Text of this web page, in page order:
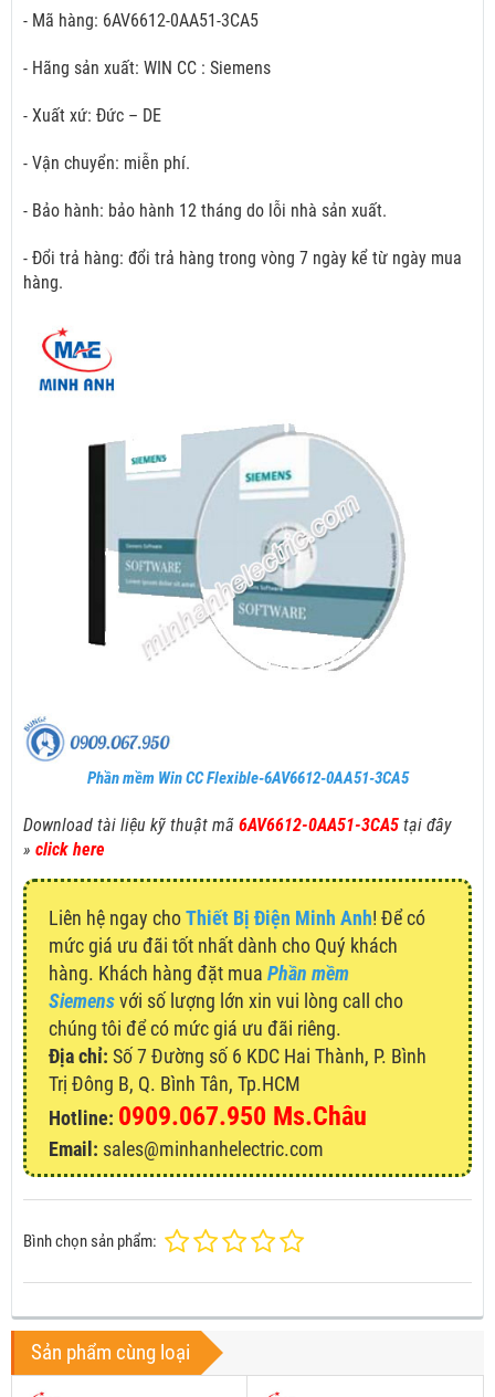
- Mã hàng: 6AV6612-0AA51-3CA5
- Hãng sản xuất: WIN CC : Siemens
- Xuất xứ: Đức – DE
- Vận chuyển: miễn phí.
- Bảo hành: bảo hành 12 tháng do lỗi nhà sản xuất.
- Đổi trả hàng: đổi trả hàng trong vòng 7 ngày kể từ ngày mua
hàng.
Phần mềm Win CC Flexible-6AV6612-0AA51-3CA5
Download tài liệu kỹ thuật mã 6AV6612-0AA51-3CA5 tại đây
» click here
Liên hệ ngay choThiết Bị Điện Minh Anh! Để có
mức giá ưu đãi tốt nhất dành cho Quý khách
hàng. Khách hàng đặt mua Phần mềm
Siemensvới số lượng lớn xin vui lòng call cho
chúng tôi để có mức giá ưu đãi riêng.
Địa chỉ: Số 7 Đường số 6 KDC Hai Thành, P. Bình
Trị Đông B, Q. Bình Tân, Tp.HCM
Hotline: 0909.067.950 Ms.Châu
Email: sales@minhanhelectric.com
Bình chọn sản phẩm:
Sản phẩm cùng loại